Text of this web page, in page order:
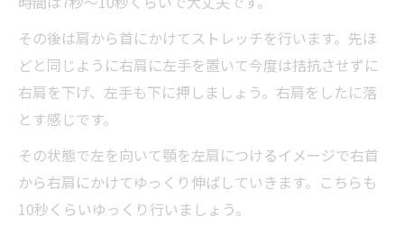
その後は肩から首にかけてストレッチを行います。先ほ
どと同じように右肩に左手を置いて今度は拮抗させずに
右肩を下げ、左手も下に押しましょう。右肩をしたに落
とす感じです。
その状態で左を向いて顎を左肩につけるイメージで右首
から右肩にかけてゆっくり伸ばしていきます。こちらも
10秒くらいゆっくり行いましょう。